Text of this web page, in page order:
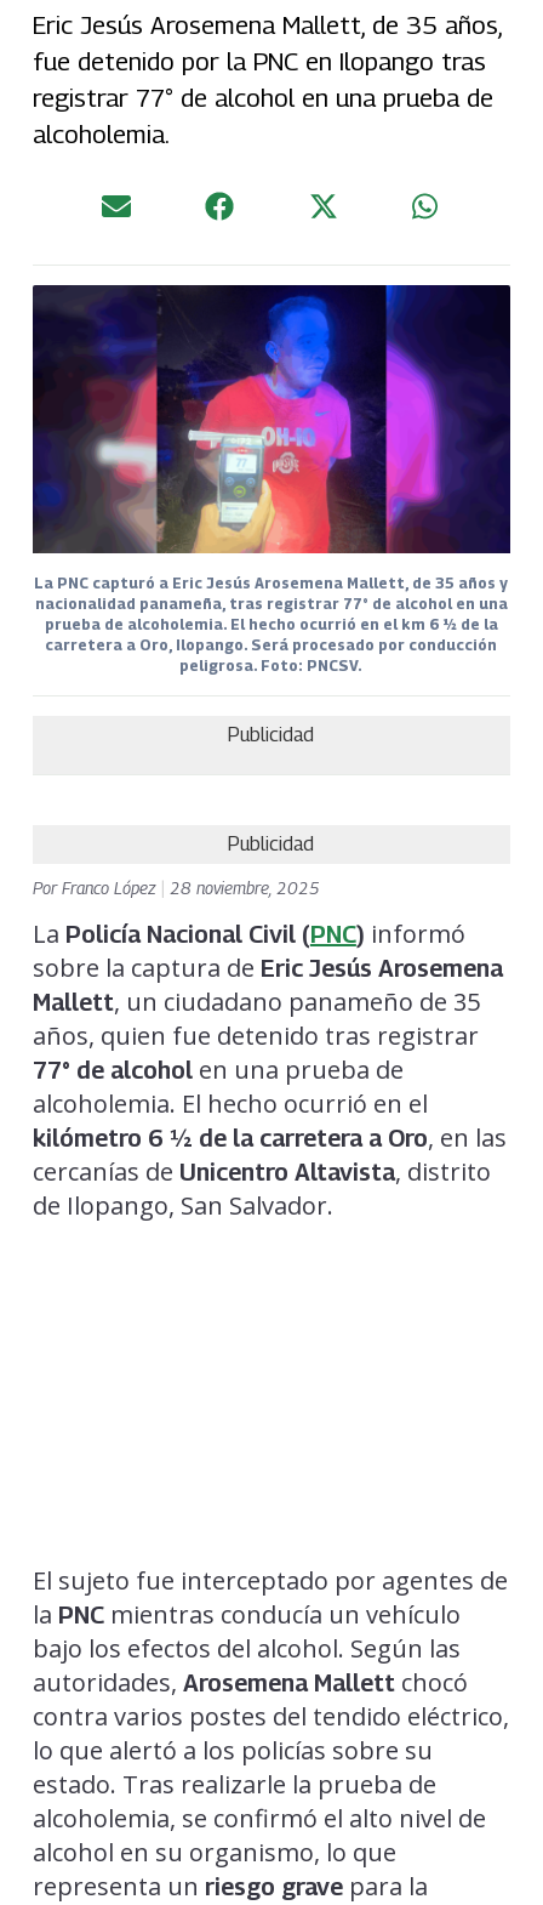
Eric Jesús Arosemena Mallett, de 35 años,
fue detenido por la PNC en Ilopango tras
registrar 77° de alcohol en una prueba de
alcoholemia.
La PNC capturó a Eric Jesús Arosemena Mallett, de 35 años y
nacionalidad panameña, tras registrar 77° de alcohol en una
prueba de alcoholemia. El hecho ocurrió en el km 6 ½ de la
carretera a Oro, Ilopango. Será procesado por conducción
peligrosa. Foto: PNCSV.
Publicidad
Publicidad
PorFranco López 28 noviembre, 2025
La Policía Nacional Civil (PNC) informó
sobre la captura de Eric Jesús Arosemena
Mallett, un ciudadano panameño de 35
años, quien fue detenido tras registrar
77° de alcoholen una prueba de
alcoholemia. El hecho ocurrió en el
kilómetro 6 ½ de la carretera a Oro, en las
cercanías de Unicentro Altavista, distrito
de Ilopango, San Salvador.
El sujeto fue interceptado por agentes de
la PNCmientras conducía un vehículo
bajo los efectos del alcohol. Según las
autoridades, Arosemena Mallettchocó
contra varios postes del tendido eléctrico,
lo que alertó a los policías sobre su
estado. Tras realizarle la prueba de
alcoholemia, se confirmó el alto nivel de
alcohol en su organismo, lo que
representa un riesgo gravepara la